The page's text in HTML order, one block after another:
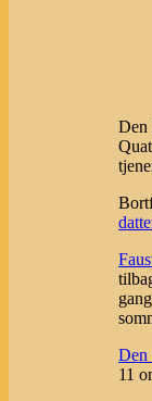
Den
Den
11